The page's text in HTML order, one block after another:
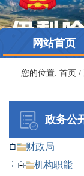
网站首页
您的位置: 首页 /
政务公
财政局
机构职能